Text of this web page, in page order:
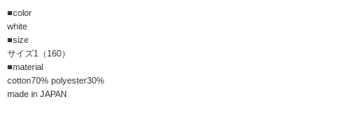
■color
white
■size
サイズ1（160）
■material
cotton70% polyester30%
made in JAPAN